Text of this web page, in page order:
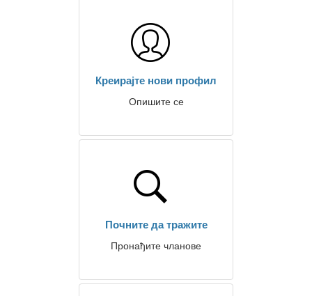
Креирајте нови профил
Опишите се
Почните да тражите
Пронађите чланове